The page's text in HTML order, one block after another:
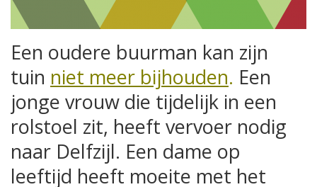
Een oudere buurman kan zijn
tuin niet meer bijhouden. Een
jonge vrouw die tijdelijk in een
rolstoel zit, heeft vervoer nodig
naar Delfzijl. Een dame op
leeftijd heeft moeite met het